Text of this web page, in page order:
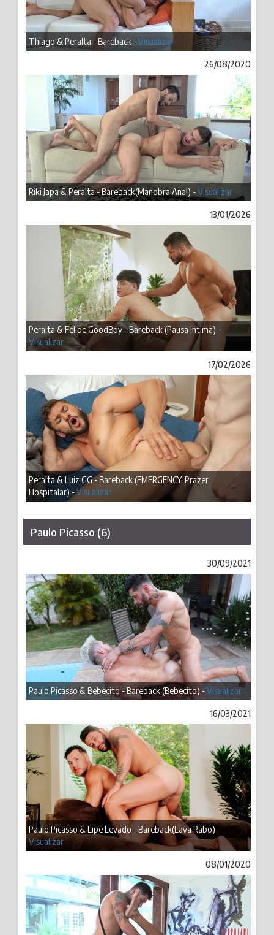
Thiago & Peralta - Bareback -Visualizar
26/08/2020
Riki Japa & Peralta - Bareback(Manobra Anal) -Visualizar
13/01/2026
Peralta & Felipe GoodBoy - Bareback (Pausa Intima) -
Visualizar
17/02/2026
Peralta & Luiz GG - Bareback (EMERGENCY: Prazer
Hospitalar) -Visualizar
Paulo Picasso (6)
30/09/2021
Paulo Picasso & Bebecito - Bareback (Bebecito) -Visualizar
16/03/2021
Paulo Picasso & Lipe Levado - Bareback(Lava Rabo) -
Visualizar
08/01/2020